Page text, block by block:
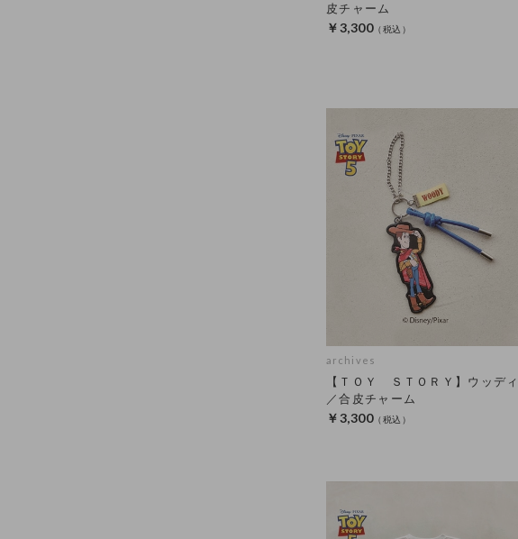
皮チャーム
￥3,300
archives
【ＴＯＹ ＳＴＯＲＹ】ウッディ
／合皮チャーム
￥3,300